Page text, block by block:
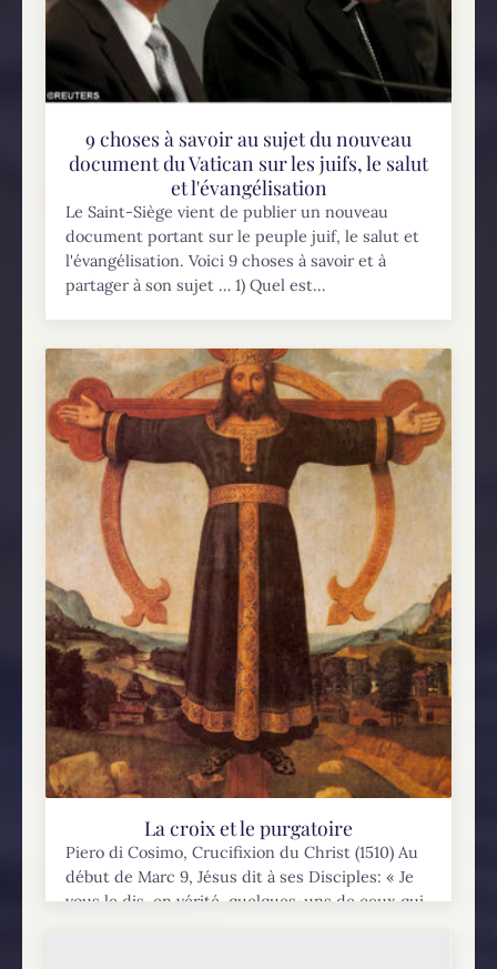
9 choses à savoir au sujet du nouveau
document du Vatican sur les juifs, le salut
et l'évangélisation
Le Saint-Siège vient de publier un nouveau
document portant sur le peuple juif, le salut et
l'évangélisation. Voici 9 choses à savoir et à
partager à son sujet … 1) Quel est...
La croix et le purgatoire
Piero di Cosimo, Crucifixion du Christ (1510) Au
début de Marc 9, Jésus dit à ses Disciples: « Je
vous le dis, en vérité, quelques-uns de ceux qui
sont ici...